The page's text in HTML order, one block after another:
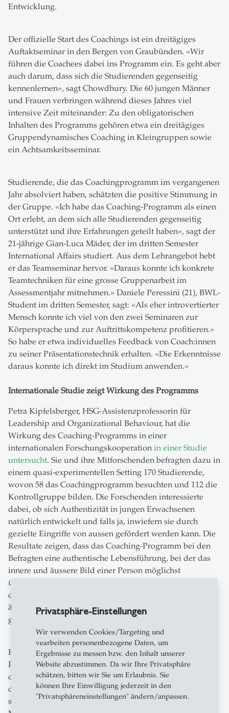
Privatsphäre-Einstellungen
Wir verwenden Cookies/Targeting und
vearbeiten personenbezogene Daten, um
Ergebnisse zu messen bzw. den Inhalt unserer
Website abzustimmen. Da wir Ihre Privatsphäre
schätzen, bitten wir Sie um Erlaubnis. Sie
können Ihre Einwilligung jederzeit in den
"Privatsphäreneinstellungen" ändern/anpassen.
Entwicklung.
Der offizielle Start des Coachings ist ein dreitägiges
Auftaktseminar in den Bergen von Graubünden. «Wir
führen die Coachees dabei ins Programm ein. Es geht aber
auch darum, dass sich die Studierenden gegenseitig
kennenlernen», sagt Chowdhury. Die 60 jungen Männer
und Frauen verbringen während dieses Jahres viel
intensive Zeit miteinander: Zu den obligatorischen
Inhalten des Programms gehören etwa ein dreitägiges
Gruppendynamisches Coaching in Kleingruppen sowie
ein Achtsamkeitsseminar.
Studierende, die das Coachingprogramm im vergangenen
Jahr absolviert haben, schätzten die positive Stimmung in
der Gruppe. «Ich habe das Coaching-Programm als einen
Ort erlebt, an dem sich alle Studierenden gegenseitig
unterstützt und ihre Erfahrungen geteilt haben», sagt der
21-jährige Gian-Luca Mäder, der im dritten Semester
International Affairs studiert. Aus dem Lehrangebot hebt
er das Teamseminar hervor. «Daraus konnte ich konkrete
Teamtechniken für eine grosse Gruppenarbeit im
Assessmentjahr mitnehmen.» Daniele Peressini (21), BWL-
Student im dritten Semester, sagt: «Als eher introvertierter
Mensch konnte ich viel von den zwei Seminaren zur
Körpersprache und zur Auftrittskompetenz profitieren.»
So habe er etwa individuelles Feedback von Coach:innen
zu seiner Präsentationstechnik erhalten. «Die Erkenntnisse
daraus konnte ich direkt im Studium anwenden.»
Internationale Studie zeigt Wirkung des Programms
Petra Kipfelsberger, HSG-Assistenzprofessorin für
Leadership and Organizational Behaviour, hat die
Wirkung des Coaching-Programms in einer
internationalen Forschungskooperation in einer Studie
untersucht. Sie und ihre Mitforschenden befragten dazu in
einem quasi-experimentellen Setting 170 Studierende,
wovon 58 das Coachingprogramm besuchten und 112 die
Kontrollgruppe bilden. Die Forschenden interessierte
dabei, ob sich Authentizität in jungen Erwachsenen
natürlich entwickelt und falls ja, inwiefern sie durch
gezielte Eingriffe von aussen gefördert werden kann. Die
Resultate zeigen, dass das Coaching-Programm bei den
Befragten eine authentische Lebensführung, bei der das
innere und äussere Bild einer Person möglichst
übereinstimmen, unterstützte. Die Studie zeigt zudem,
dass in beiden untersuchten Gruppen die Akzeptanz von
äusseren Einflüssen abnahm, wobei der Effekt in der
gecoachten Gruppe etwas stärker war.
HSG-Psychologin Chowdhury hebt neben der
Persönlichkeitsentwicklung ein weiteres wichtiges Ziel
des Programms hervor. «Es geht auch darum, den Blick
der Studierenden für andere soziale Realitäten zu
schärfen: Etwa, wie Faktoren wie Geschlecht,